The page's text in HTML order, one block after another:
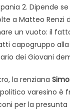
2. Dipende se
a Matteo Renzi
un vuoto: il
capogruppo
dei Giovani
la renziana
varesino è
per la